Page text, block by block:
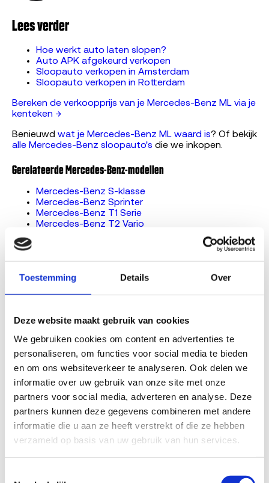
Toestemming Details Over
Deze website maakt gebruik van cookies
We gebruiken cookies om content en advertenties te
personaliseren, om functies voor social media te bieden
en om ons websiteverkeer te analyseren. Ook delen we
informatie over uw gebruik van onze site met onze
partners voor social media, adverteren en analyse. Deze
partners kunnen deze gegevens combineren met andere
informatie die u aan ze heeft verstrekt of die ze hebben
verzameld op basis van uw gebruik van hun services.
Lees verder
Hoe werkt auto laten slopen?
Auto APK afgekeurd verkopen
Sloopauto verkopen in Amsterdam
Sloopauto verkopen in Rotterdam
Bereken de verkoopprijs van je Mercedes-Benz ML via je
kenteken →
Benieuwd wat je Mercedes-Benz ML waard is? Of bekijk
alle Mercedes-Benz sloopauto's die we inkopen.
Gerelateerde Mercedes-Benz-modellen
Mercedes-Benz S-klasse
Mercedes-Benz Sprinter
Mercedes-Benz T1 Serie
Mercedes-Benz T2 Vario
Bekende mankementen bij de Mercedes-Benz ML
volgens RDW-terugroepacties
De RDW registreert terugroepacties per model. Voor de
naar voren. Een terugroepactie betekent niet dat jouw
auto stuk is: controleer met je kenteken bij de RDW of
er een openstaande actie loopt. De genoemde
reparatiebedragen zijn indicatief voor de Nederlandse
markt en verschillen per uitvoering en werkplaats.
inzittenden):
Het drijfgas van de bestuurdersairbag